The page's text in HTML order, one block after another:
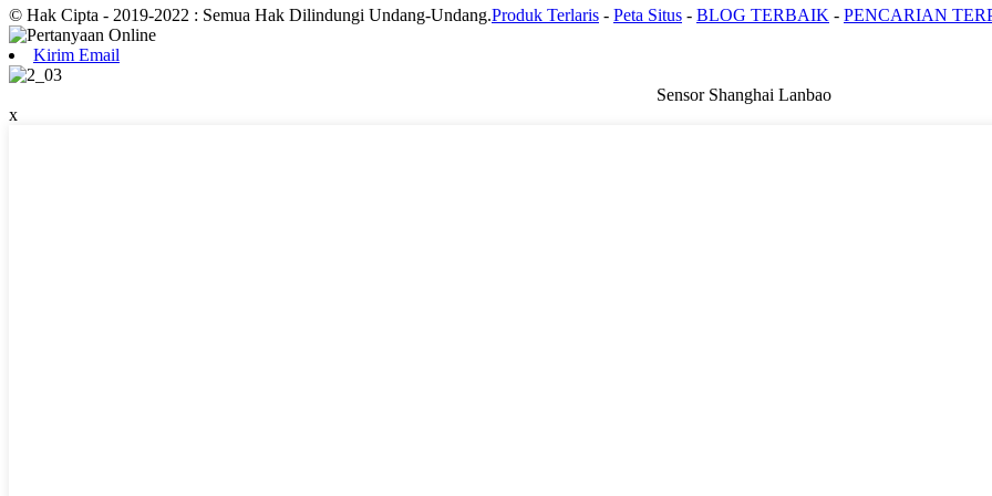
© Hak Cipta - 2019-2022 : Semua Hak Dilindungi Undang-Undang.Produk Terlaris - Peta Situs - BLOG TERBAIK - PENCARIAN
Kirim Email
Sensor Shanghai Lanbao
x